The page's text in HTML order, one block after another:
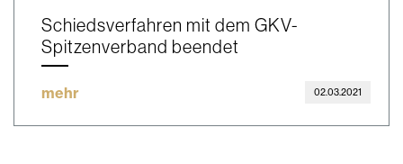
Schiedsverfahren mit dem GKV-
Spitzenverband beendet
mehr 02.03.2021